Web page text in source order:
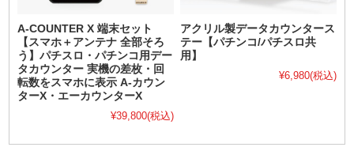
A-COUNTER X 端末セット
【スマホ＋アンテナ 全部そろ
う】パチスロ・パチンコ用デー
タカウンター 実機の差枚・回
転数をスマホに表示 A-カウン
ターX・エーカウンターX
¥39,800(税込)
アクリル製データカウンタース
テー【パチンコ/パチスロ共
用】
¥6,980(税込)